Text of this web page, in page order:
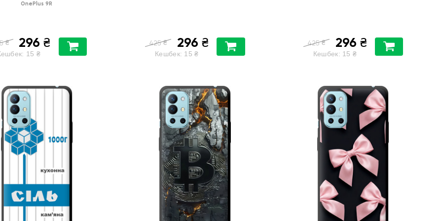
OnePlus 9R
₴ 296 ₴
15 ₴
425 ₴ 296 ₴
Кешбек: 15 ₴
425 ₴ 296 ₴
Кешбек: 15 ₴